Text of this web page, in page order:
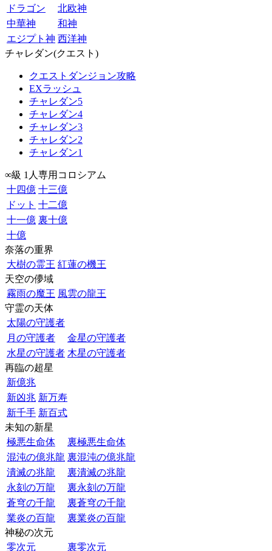
ドラゴン
北欧神
中華神
和神
エジプト神 西洋神
チャレダン(クエスト)
クエストダンジョン攻略
EXラッシュ
チャレダン5
チャレダン4
チャレダン3
チャレダン2
チャレダン1
∞級 1人専用コロシアム
十四億 十三億
ドット 十二億
十一億 裏十億
十億
奈落の重界
大樹の霊王 紅蓮の機王
天空の儚域
霧雨の魔王 風雲の龍王
守霊の天体
太陽の守護者
月の守護者
金星の守護者
水星の守護者 木星の守護者
再臨の超星
新億兆
新凶兆 新万寿
新千手 新百式
未知の新星
極悪生命体
裏極悪生命体
混沌の億兆龍 裏混沌の億兆龍
潰滅の兆龍
裏潰滅の兆龍
永刻の万龍
裏永刻の万龍
蒼穹の千龍
裏蒼穹の千龍
業炎の百龍
裏業炎の百龍
神秘の次元
零次元
裏零次元